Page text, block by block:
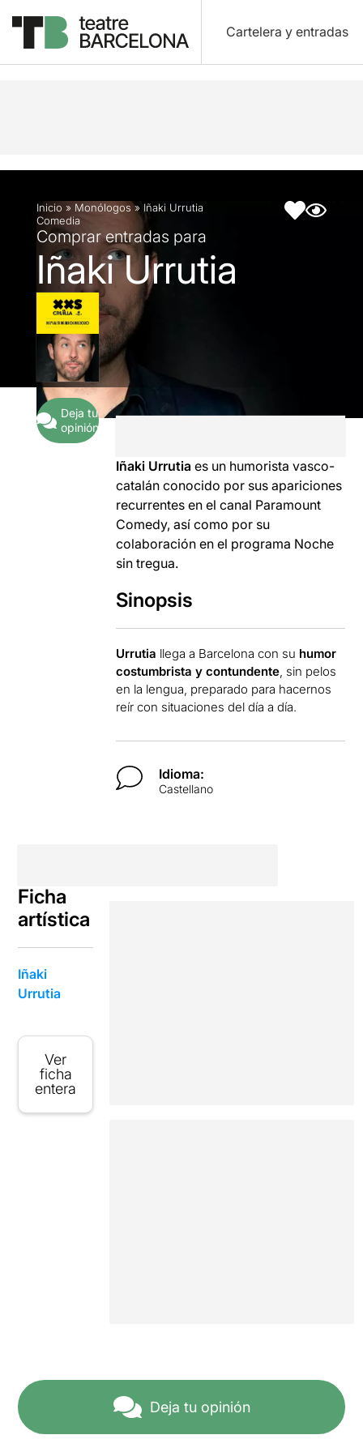
Cartelera y entradas
Descripción Ficha artística
Inicio » Monólogos» Iñaki Urrutia
Comedia
Comprar entradas para
Iñaki Urrutia
Deja tu
opinión
Iñaki Urrutia es un humorista vasco-
catalán conocido por sus apariciones
recurrentes en el canal Paramount
Comedy, así como por su
colaboración en el programa Noche
sin tregua.
Sinopsis
Urrutia llega a Barcelona con su humor
costumbrista y contundente, sin pelos
en la lengua, preparado para hacernos
reír con situaciones del día a día.
Idioma:
Castellano
Ficha
artística
Iñaki
Urrutia
Ver
ficha
entera
Deja tu opinión